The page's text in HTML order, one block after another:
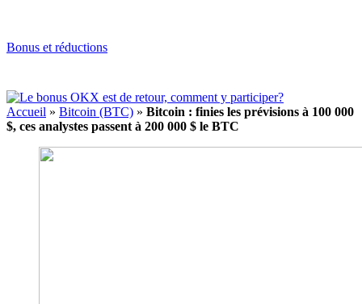
Bonus et réductions
Accueil » Bitcoin (BTC) » Bitcoin : finies les prévisions à 100 000
$, ces analystes passent à 200 000 $ le BTC